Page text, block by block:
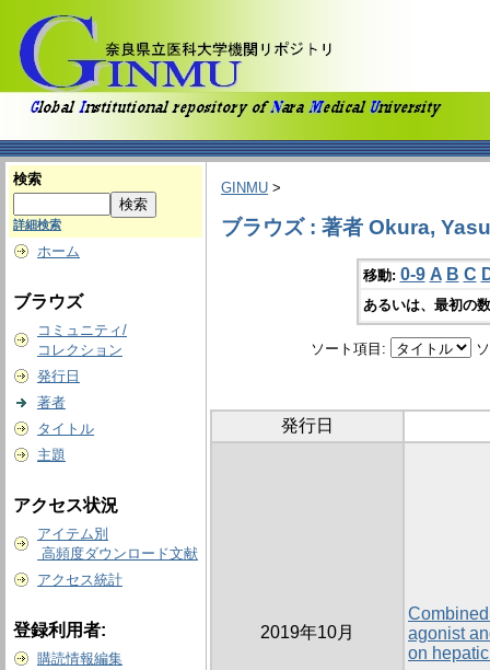
検索
詳細検索
ホーム
ブラウズ
コミュニティ/
コレクション
発行日
著者
タイトル
主題
アクセス状況
アイテム別
高頻度ダウンロード文献
アクセス統計
登録利用者:
購読情報編集
GINMU >
ブラウズ : 著者 Okura,
移動: 0-9 A B C
あるいは、最初の
ソート項目:
発行日
2019年10月
agonist
on